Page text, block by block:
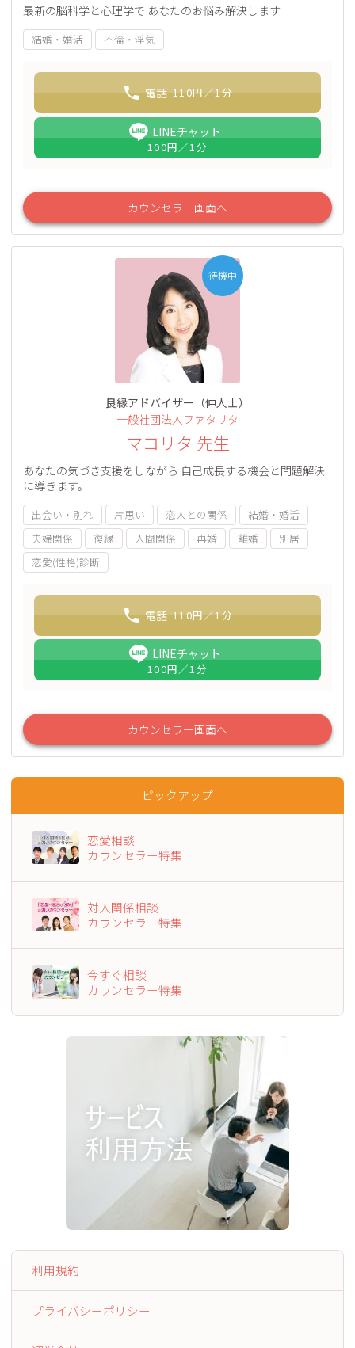
最新の脳科学と心理学で あなたのお悩み解決します
結婚・婚活 不倫・浮気
電話 110円／1分
LINEチャット
100円／1分
カウンセラー画面へ
待機中
良縁アドバイザー（仲人士）
一般社団法人ファタリタ
マコリタ 先生
あなたの気づき支援をしながら 自己成長する機会と問題解決
に導きます。
出会い・別れ 片思い 恋人との関係
結婚・婚活
夫婦関係
復縁 人間関係 再婚 離婚
別居
恋愛(性格)診断
電話 110円／1分
LINEチャット
100円／1分
カウンセラー画面へ
ピックアップ
恋愛相談
カウンセラー特集
対人関係相談
カウンセラー特集
今すぐ相談
カウンセラー特集
利用規約
プライバシーポリシー